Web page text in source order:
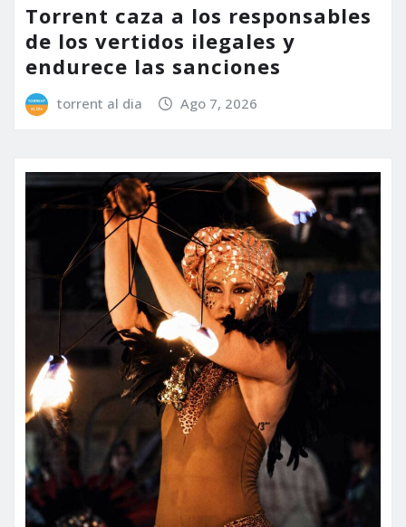
Torrent caza a los responsables
de los vertidos ilegales y
endurece las sanciones
torrent al dia Ago 7, 2026